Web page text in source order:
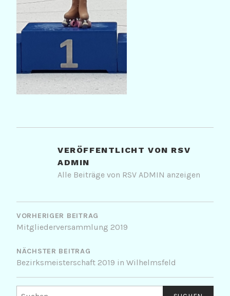
VERÖFFENTLICHT VON RSV
ADMIN
Alle Beiträge von RSV ADMIN anzeigen
BEITRAGSNAVIGATION
VORHERIGER BEITRAG
Mitgliederversammlung 2019
NÄCHSTER BEITRAG
Bezirksmeisterschaft 2019 in Wilhelmsfeld